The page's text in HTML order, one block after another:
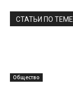
СТАТЬИ ПО ТЕМЕ
Общество